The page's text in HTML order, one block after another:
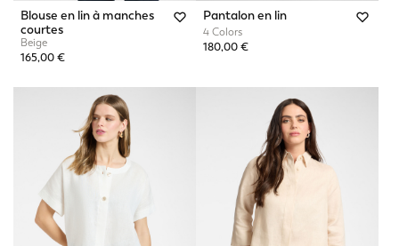
Blouse en lin à manches
courtes
Beige
165,00 €
Pantalon en lin
4 Colors
180,00 €